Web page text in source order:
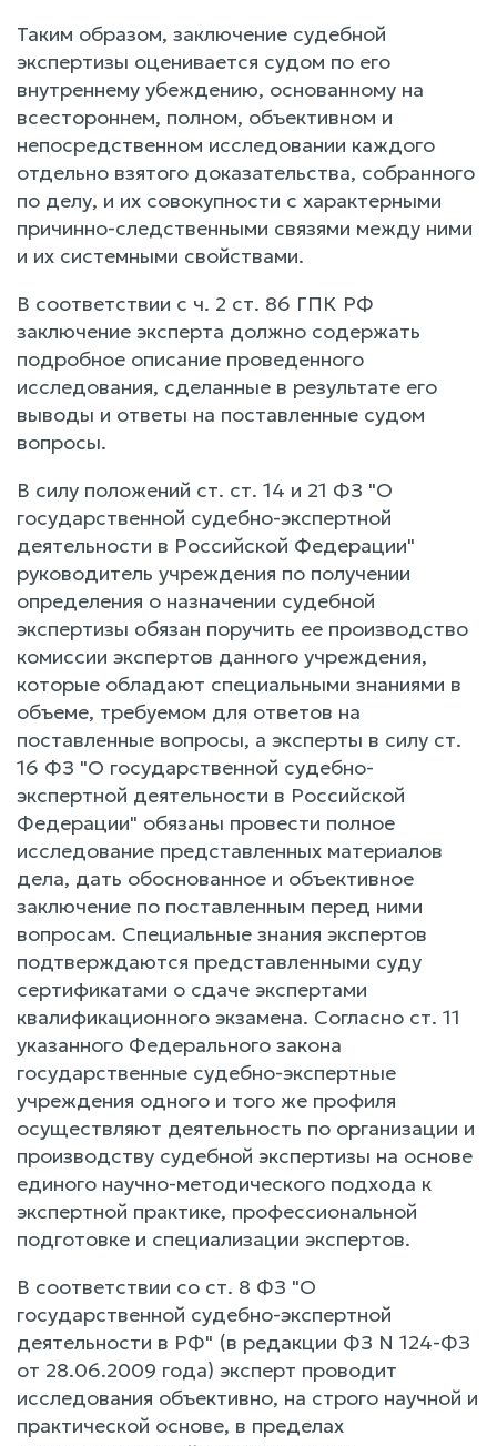
Таким образом, заключение судебной
экспертизы оценивается судом по его
внутреннему убеждению, основанному на
всестороннем, полном, объективном и
непосредственном исследовании каждого
отдельно взятого доказательства, собранного
по делу, и их совокупности с характерными
причинно-следственными связями между ними
и их системными свойствами.
В соответствии с ч. 2 ст. 86 ГПК РФ
заключение эксперта должно содержать
подробное описание проведенного
исследования, сделанные в результате его
выводы и ответы на поставленные судом
вопросы.
В силу положений ст. ст. 14 и 21 ФЗ "О
государственной судебно-экспертной
деятельности в Российской Федерации"
руководитель учреждения по получении
определения о назначении судебной
экспертизы обязан поручить ее производство
комиссии экспертов данного учреждения,
которые обладают специальными знаниями в
объеме, требуемом для ответов на
поставленные вопросы, а эксперты в силу ст.
16 ФЗ "О государственной судебно-
экспертной деятельности в Российской
Федерации" обязаны провести полное
исследование представленных материалов
дела, дать обоснованное и объективное
заключение по поставленным перед ними
вопросам. Специальные знания экспертов
подтверждаются представленными суду
сертификатами о сдаче экспертами
квалификационного экзамена. Согласно ст. 11
указанного Федерального закона
государственные судебно-экспертные
учреждения одного и того же профиля
осуществляют деятельность по организации и
производству судебной экспертизы на основе
единого научно-методического подхода к
экспертной практике, профессиональной
подготовке и специализации экспертов.
В соответствии со ст. 8 ФЗ "О
государственной судебно-экспертной
деятельности в РФ" (в редакции ФЗ N 124-ФЗ
от 28.06.2009 года) эксперт проводит
исследования объективно, на строго научной и
практической основе, в пределах